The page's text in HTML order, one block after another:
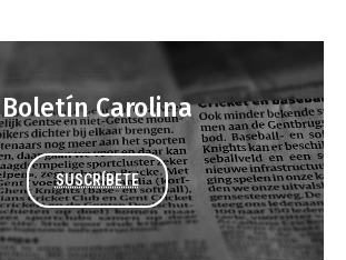
Boletín Carolina
SUSCRÍBETE